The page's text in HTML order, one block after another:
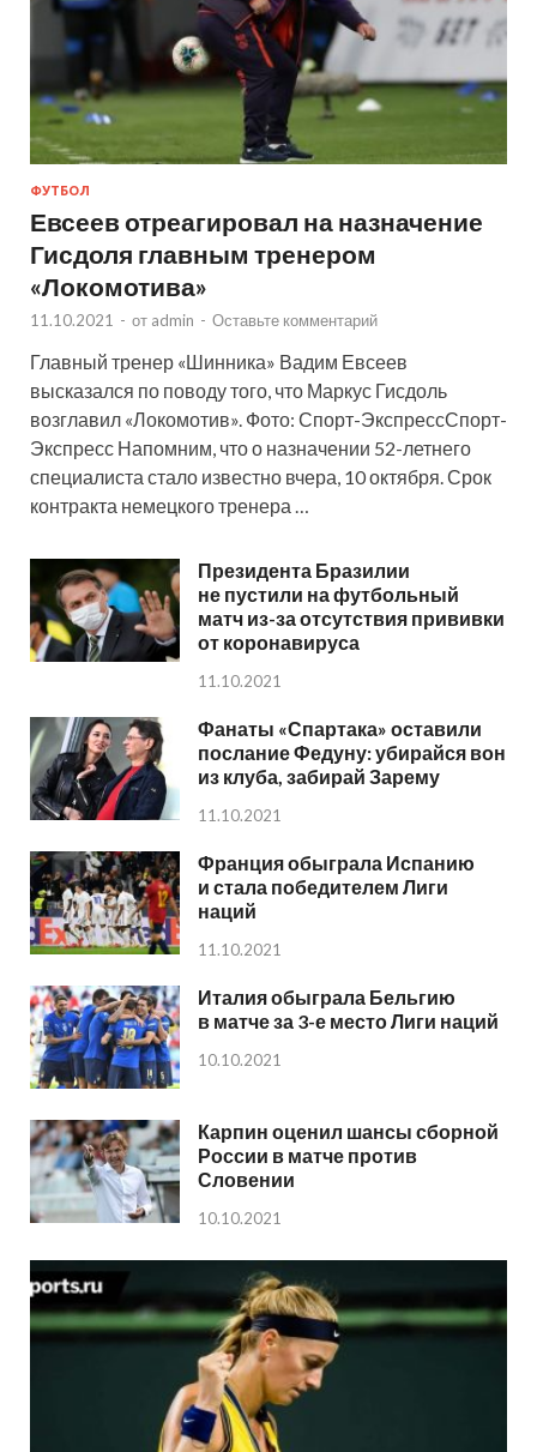
ФУТБОЛ
Евсеев отреагировал на назначение
Гисдоля главным тренером
«Локомотива»
11.10.2021 - от admin - Оставьте комментарий
Главный тренер «Шинника» Вадим Евсеев
высказался по поводу того, что Маркус Гисдоль
возглавил «Локомотив». Фото: Спорт-ЭкспрессСпорт-
Экспресс Напомним, что о назначении 52-летнего
специалиста стало известно вчера, 10 октября. Срок
контракта немецкого тренера …
Президента Бразилии
не пустили на футбольный
матч из-за отсутствия прививки
от коронавируса
11.10.2021
Фанаты «Спартака» оставили
послание Федуну: убирайся вон
из клуба, забирай Зарему
11.10.2021
Франция обыграла Испанию
и стала победителем Лиги
наций
11.10.2021
Италия обыграла Бельгию
в матче за 3-е место Лиги наций
10.10.2021
Карпин оценил шансы сборной
России в матче против
Словении
10.10.2021